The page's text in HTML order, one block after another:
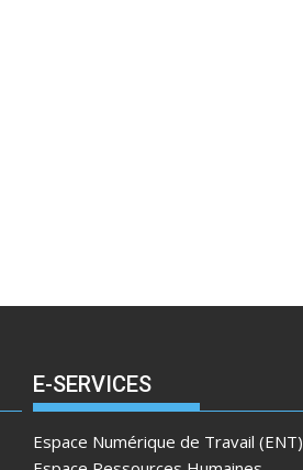
E-SERVICES
Espace Numérique de Travail (ENT)